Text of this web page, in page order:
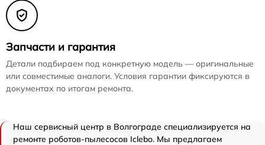
Запчасти и гарантия
Детали подбираем под конкретную модель — оригинальные
или совместимые аналоги. Условия гарантии фиксируются в
документах по итогам ремонта.
Наш сервисный центр в Волгограде специализируется на
ремонте роботов-пылесосов Iclebo. Мы предлагаем